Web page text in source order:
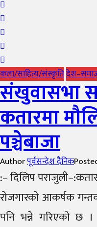
कला/साहित्य/संस्कृति
संखुवासभा
कतारमा
पञ्चेबाजा
Authorपूर्वसन्देश दैनिक
:– दिलिप
रोजगारको आकर्षक
पनि भन्ने गरिएको छ ।